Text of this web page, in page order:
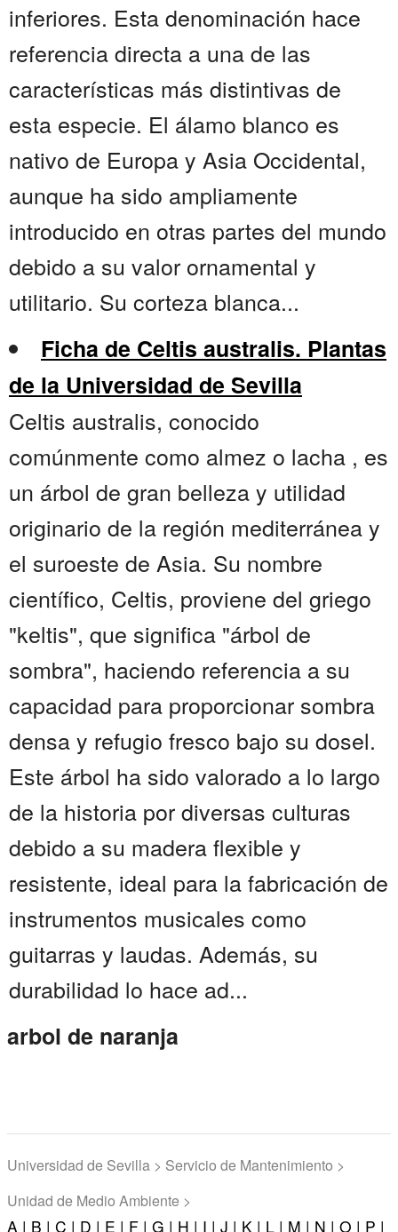
inferiores. Esta denominación hace
referencia directa a una de las
características más distintivas de
esta especie. El álamo blanco es
nativo de Europa y Asia Occidental,
aunque ha sido ampliamente
introducido en otras partes del mundo
debido a su valor ornamental y
utilitario. Su corteza blanca...
Ficha de Celtis australis. Plantas
de la Universidad de Sevilla
Celtis australis, conocido
comúnmente como almez o lacha , es
un árbol de gran belleza y utilidad
originario de la región mediterránea y
el suroeste de Asia. Su nombre
científico, Celtis, proviene del griego
"keltis", que significa "árbol de
sombra", haciendo referencia a su
capacidad para proporcionar sombra
densa y refugio fresco bajo su dosel.
Este árbol ha sido valorado a lo largo
de la historia por diversas culturas
debido a su madera flexible y
resistente, ideal para la fabricación de
instrumentos musicales como
guitarras y laudas. Además, su
durabilidad lo hace ad...
arbol de naranja
Universidad de Sevilla > Servicio de Mantenimiento >
Unidad de Medio Ambiente >
A | B | C | D | E | F | G | H | I | J | K | L | M | N | O | P |